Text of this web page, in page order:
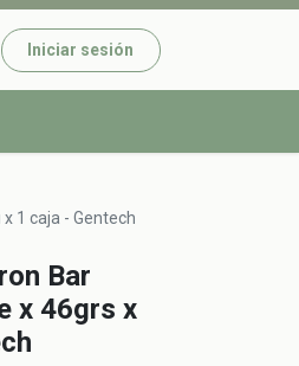
Iniciar sesión
1 caja - Gentech
Bar
x 46grs x